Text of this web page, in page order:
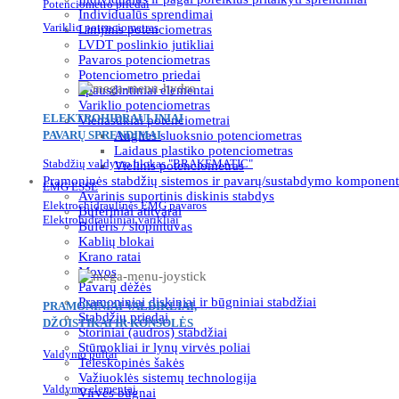
Individualūs sprendimai
Linijinis potenciometras
LVDT poslinkio jutikliai
Pavaros potenciometras
Potenciometro priedai
Spausdintiniai elementai
Variklio potenciometras
Vienasūkiai potenciometrai
Anglies sluoksnio potenciometras
Laidaus plastiko potenciometras
Vielinis potenciometras
Pramoninės stabdžių sistemos ir pavarų/sustabdymo
Avarinis suportinis diskinis stabdys
Buferiniai atitvarai
Buferis / slopintuvas
Kablių blokai
Krano ratai
Movos
Pavarų dėžės
Pramoniniai diskiniai ir būgniniai stabdžiai
Stabdžių priedai
Storiniai (audros) stabdžiai
Stūmokliai ir lynų virvės poliai
Teleskopinės šakės
Važiuoklės sistemų technologija
Virvės būgnai
Potenciometro priedai
Variklio potenciometras
ELEKTROHIDRAULINIAI
PAVARŲ SPRENDIMAI
Stabdžių valdymo blokas "BRAKEMATIC"
EMG ESSE
Elektrochidraulinės EMG pavaros
Elektrohidrauliniai varikliai
PRAMONINIAI VALDIKLIAI,
DŽOISTIKAI IR KONSOLĖS
Valdymo pultai
Valdymo elementai